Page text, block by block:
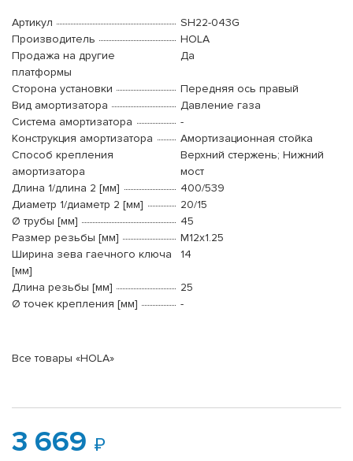
Артикул
SH22-043G
Производитель
HOLA
Продажа на другие
платформы
Да
Сторона установки
Передняя ось правый
Вид амортизатора
Давление газа
Система амортизатора
-
Конструкция амортизатора
Амортизационная стойка
Способ крепления
амортизатора
Верхний стержень; Нижний
мост
Длина 1/длина 2 [мм]
400/539
Диаметр 1/диаметр 2 [мм]
20/15
Ø трубы [мм]
45
Размер резьбы [мм]
M12x1.25
Ширина зева гаечного ключа
[мм]
14
Длина резьбы [мм]
25
Ø точек крепления [мм]
-
Все товары «HOLA»
3 669